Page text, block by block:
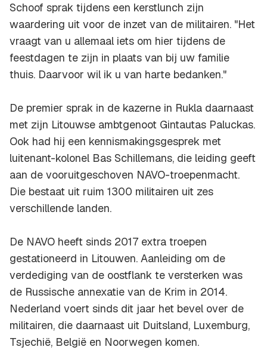
Schoof sprak tijdens een kerstlunch zijn
waardering uit voor de inzet van de militairen. "Het
vraagt van u allemaal iets om hier tijdens de
feestdagen te zijn in plaats van bij uw familie
thuis. Daarvoor wil ik u van harte bedanken."
De premier sprak in de kazerne in Rukla daarnaast
met zijn Litouwse ambtgenoot Gintautas Paluckas.
Ook had hij een kennismakingsgesprek met
luitenant-kolonel Bas Schillemans, die leiding geeft
aan de vooruitgeschoven NAVO-troepenmacht.
Die bestaat uit ruim 1300 militairen uit zes
verschillende landen.
De NAVO heeft sinds 2017 extra troepen
gestationeerd in Litouwen. Aanleiding om de
verdediging van de oostflank te versterken was
de Russische annexatie van de Krim in 2014.
Nederland voert sinds dit jaar het bevel over de
militairen, die daarnaast uit Duitsland, Luxemburg,
Tsjechië, België en Noorwegen komen.